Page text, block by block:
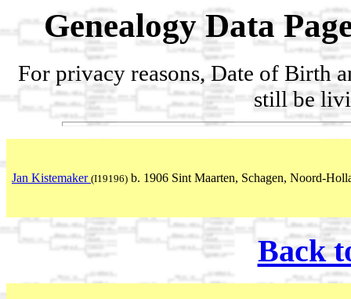
Genealogy Data
For privacy reasons, Date of Birth
still be
Jan Kistemaker (I19196) b. 1906 Sint Maarten, Schagen, Noord-
Back